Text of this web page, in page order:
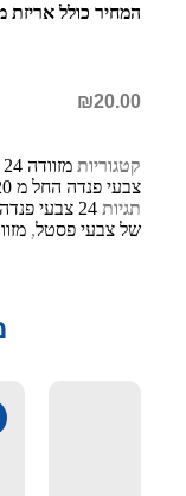
המחיר כולל אריזת
₪20.00
קטגוריות מזוודה 24 צבעי פנדה החל מ 20 שח
צבעי פנדה החל מ 20 שח
תגיות 24 צבעי פנדה במזוודה
של צבעי פסטל,